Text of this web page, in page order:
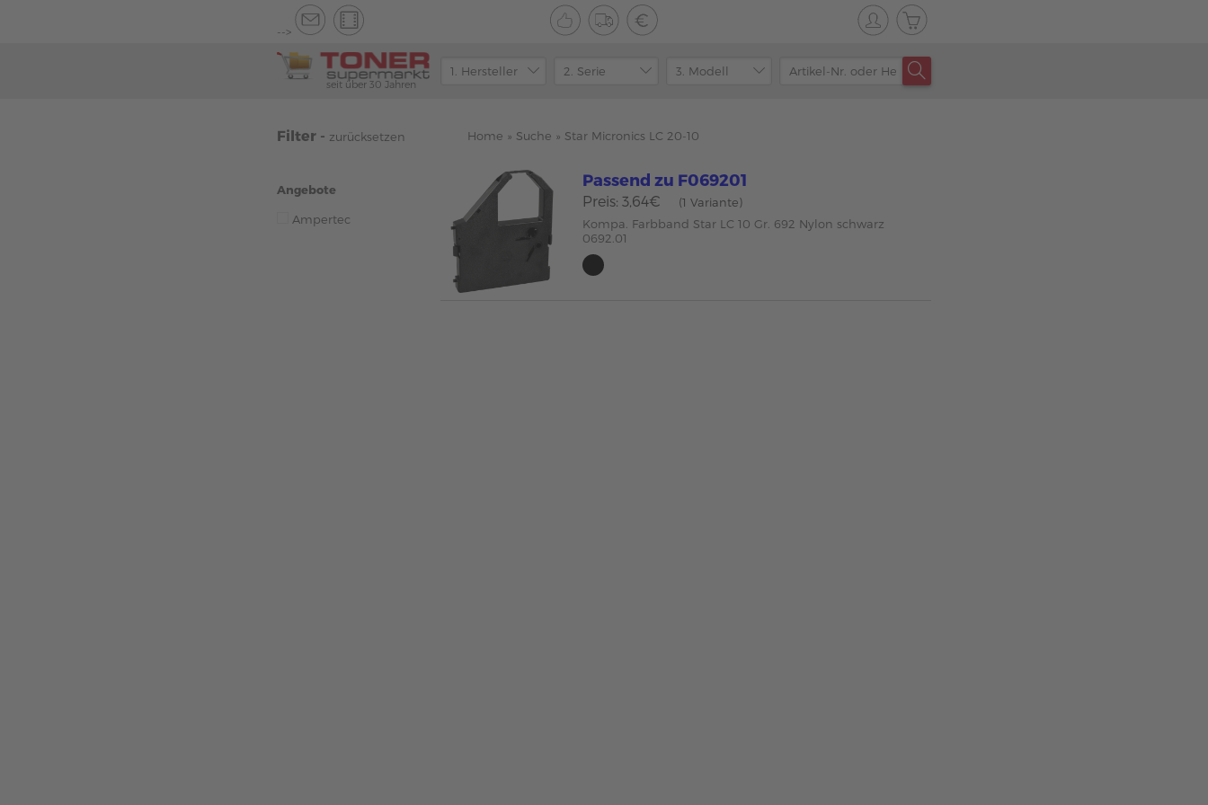
-->
seit über 30 Jahren
Filter - zurücksetzen
Angebote
Ampertec
Home » Suche » Star Micronics LC 20-10
Passend zu F069201
Preis: 3,64€
(1 Variante)
Kompa. Farbband Star LC 10 Gr. 692 Nylon schwarz
0692.01